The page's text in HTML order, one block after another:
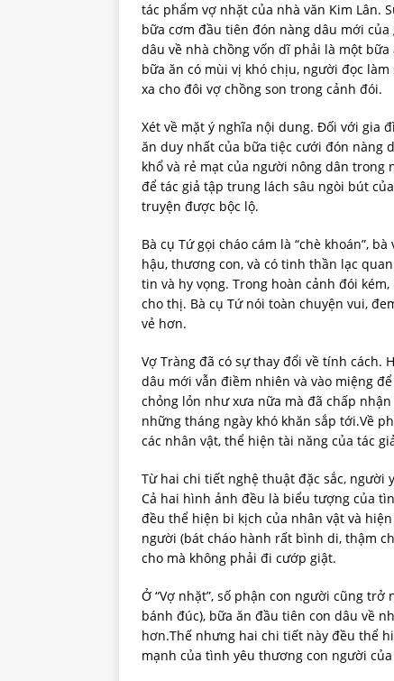
tác phẩm vợ nhặt của nhà văn Kim Lân.
bữa cơm đầu tiên đón nàng dâu mới
dâu về nhà chồng vốn dĩ phải là một
bữa ăn có mùi vị khó chịu, người đọc
xa cho đôi vợ chồng son trong cảnh đói.
Xét về mặt ý nghĩa nội dung. Đối với gia
ăn duy nhất của bữa tiệc cưới đón nàng
khổ và rẻ mạt của người nông dân trong
để tác giả tập trung lách sâu ngòi bút
truyện được bộc lộ.
Bà cụ Tứ gọi cháo cám là “chè khoán”,
hậu, thương con, và có tinh thần lạc
tin và hy vọng. Trong hoàn cảnh đói
cho thị. Bà cụ Tứ nói toàn chuyện vui,
vẻ hơn.
Vợ Tràng đã có sự thay đổi về tính cách.
dâu mới vẫn điềm nhiên và vào miệng
chỏng lỏn như xưa nữa mà đã chấp
những tháng ngày khó khăn sắp tới.Về
các nhân vật, thể hiện tài năng của tác
Từ hai chi tiết nghệ thuật đặc sắc, người
Cả hai hình ảnh đều là biểu tượng của
đều thể hiện bi kịch của nhân vật và
người (bát cháo hành rất bình di, thậm
cho mà không phải đi cướp giật.
Ở “Vợ nhặt”, số phận con người cũng
bánh đúc), bữa ăn đầu tiên con dâu về
hơn.Thế nhưng hai chi tiết này đều thể
mạnh của tình yêu thương con người